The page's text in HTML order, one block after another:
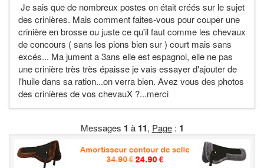
Je sais que de nombreux postes on était créés sur le sujet
des crinières. Mais comment faites-vous pour couper une
crinière en brosse ou juste ce qu'il faut comme les chevaux
de concours ( sans les pions bien sur ) court mais sans
excés... Ma jument a 3ans elle est espagnol, elle ne pas
une crinière très très épaisse je vais essayer d'ajouter de
l'huile dans sa ration...on verra bien. Avez vous des photos
des crinières de vos chevauX ?...merci
Messages 1 à 11, Page: 1